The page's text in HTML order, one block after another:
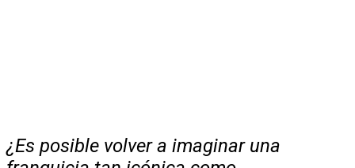
¿Es posible volver a imaginar una